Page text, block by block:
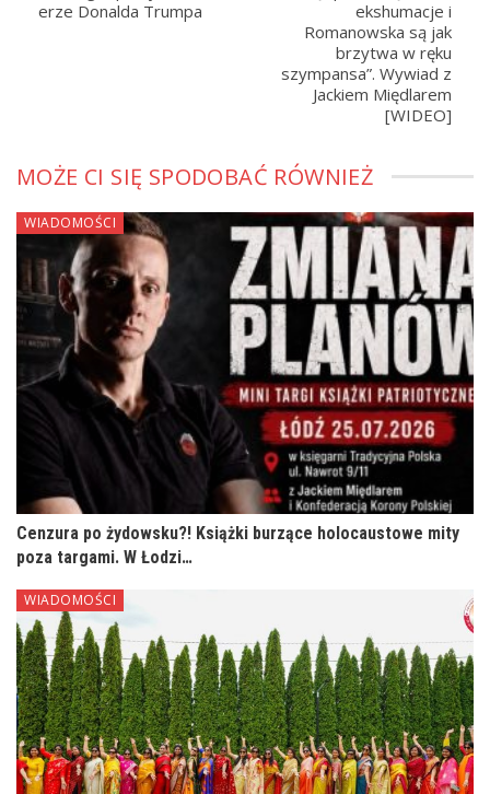
erze Donalda Trumpa
ekshumacje i
Romanowska są jak
brzytwa w ręku
szympansa”. Wywiad z
Jackiem Międlarem
[WIDEO]
MOŻE CI SIĘ SPODOBAĆ RÓWNIEŻ
WIADOMOŚCI
Cenzura po żydowsku?! Książki burzące holocaustowe mity
poza targami. W Łodzi…
WIADOMOŚCI